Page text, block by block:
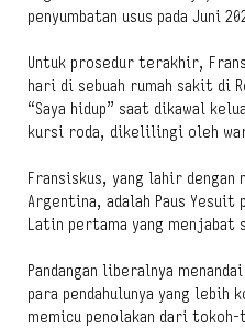
penyumbatan usus pada Juni
Untuk prosedur terakhir,
hari di sebuah rumah sakit di
“Saya hidup” saat dikawal
kursi roda, dikelilingi oleh
Fransiskus, yang lahir
Argentina, adalah Paus
Latin pertama yang menjabat
Pandangan liberalnya
para pendahulunya yang lebih
memicu penolakan dari